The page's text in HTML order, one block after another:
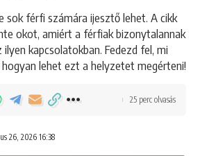
sok férfi számára ijesztő lehet. A cikk
okot, amiért a férfiak bizonytalannak
kapcsolatokban. Fedezd fel, mi
lehet ezt a helyzetet megérteni!
26, 2026 16:38
25 perc olvasás